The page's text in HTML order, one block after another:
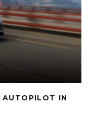
AUTOPILOT IN